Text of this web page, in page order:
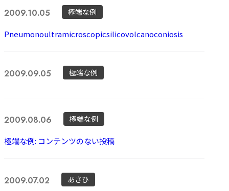
2009.10.05 極端な例
Pneumonoultramicroscopicsilicovolcanoconiosis
2009.09.05 極端な例
2009.08.06 極端な例
極端な例: コンテンツのない投稿
2009.07.02 あさひ